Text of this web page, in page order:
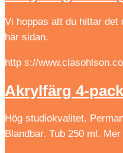
Vi hoppas att du hittar det
här sidan.
http s://
Akrylfärg 4-
Hög studiokvalitet.
Blandbar. Tub 250 ml.